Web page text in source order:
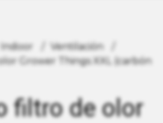
Indoor
Ventilación
Grower Things XXL (carbón
filtro de olor